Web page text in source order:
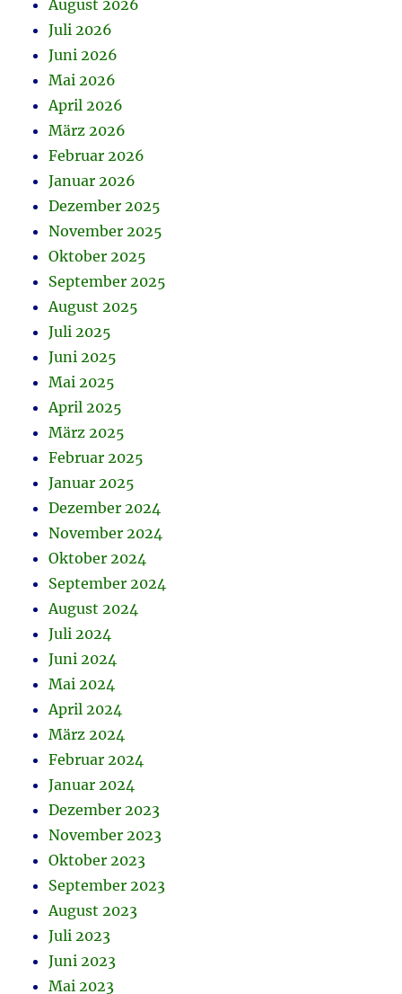
August 2026
Juli 2026
Juni 2026
Mai 2026
April 2026
März 2026
Februar 2026
Januar 2026
Dezember 2025
November 2025
Oktober 2025
September 2025
August 2025
Juli 2025
Juni 2025
Mai 2025
April 2025
März 2025
Februar 2025
Januar 2025
Dezember 2024
November 2024
Oktober 2024
September 2024
August 2024
Juli 2024
Juni 2024
Mai 2024
April 2024
März 2024
Februar 2024
Januar 2024
Dezember 2023
November 2023
Oktober 2023
September 2023
August 2023
Juli 2023
Juni 2023
Mai 2023